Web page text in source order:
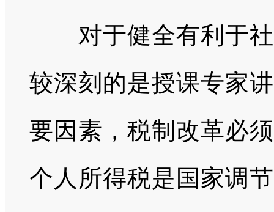
对于健全有利于社
较深刻的是授课专家
要因素，税制改革必
个人所得税是国家调